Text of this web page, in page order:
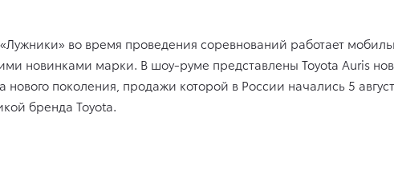
во время проведения соревнований работает
новинками марки. В шоу-руме представлены Toyota Auris
нового поколения, продажи которой в России начались 5
бренда Toyota.